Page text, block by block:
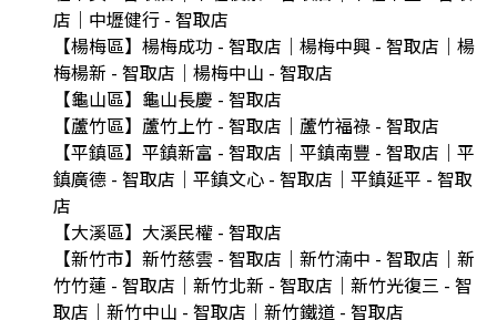
店｜中壢健行 - 智取店
【楊梅區】楊梅成功 - 智取店｜楊梅中興 - 智取店｜楊
梅楊新 - 智取店｜楊梅中山 - 智取店
【龜山區】龜山長慶 - 智取店
【蘆竹區】蘆竹上竹 - 智取店｜蘆竹福祿 - 智取店
【平鎮區】平鎮新富 - 智取店｜平鎮南豐 - 智取店｜平
鎮廣德 - 智取店｜平鎮文心 - 智取店｜平鎮延平 - 智取
店
【大溪區】大溪民權 - 智取店
【新竹市】新竹慈雲 - 智取店｜新竹湳中 - 智取店｜新
竹竹蓮 - 智取店｜新竹北新 - 智取店｜新竹光復三 - 智
取店｜新竹中山 - 智取店｜新竹鐵道 - 智取店